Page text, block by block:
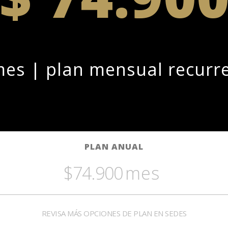
| plan mensual
PLAN ANUAL
$74.900mes
REVISA MÁS OPCIONES DE PLAN EN SEDES